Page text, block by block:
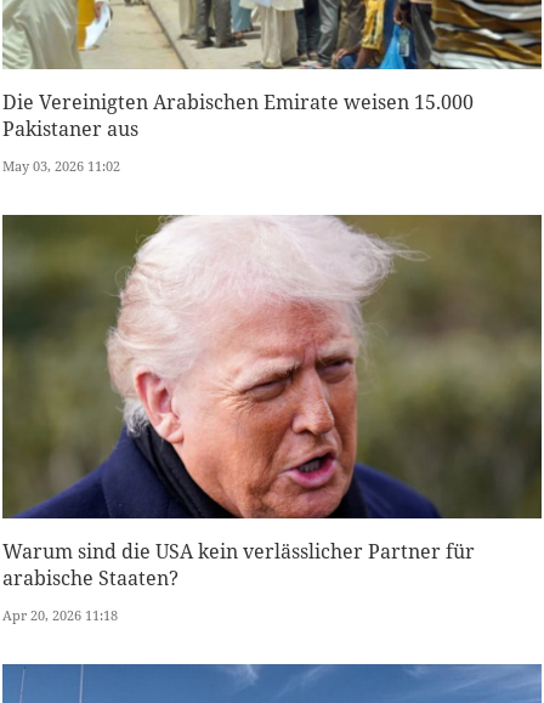
Die Vereinigten Arabischen Emirate weisen 15.000
Pakistaner aus
May 03, 2026 11:02
Warum sind die USA kein verlässlicher Partner für
arabische Staaten?
Apr 20, 2026 11:18